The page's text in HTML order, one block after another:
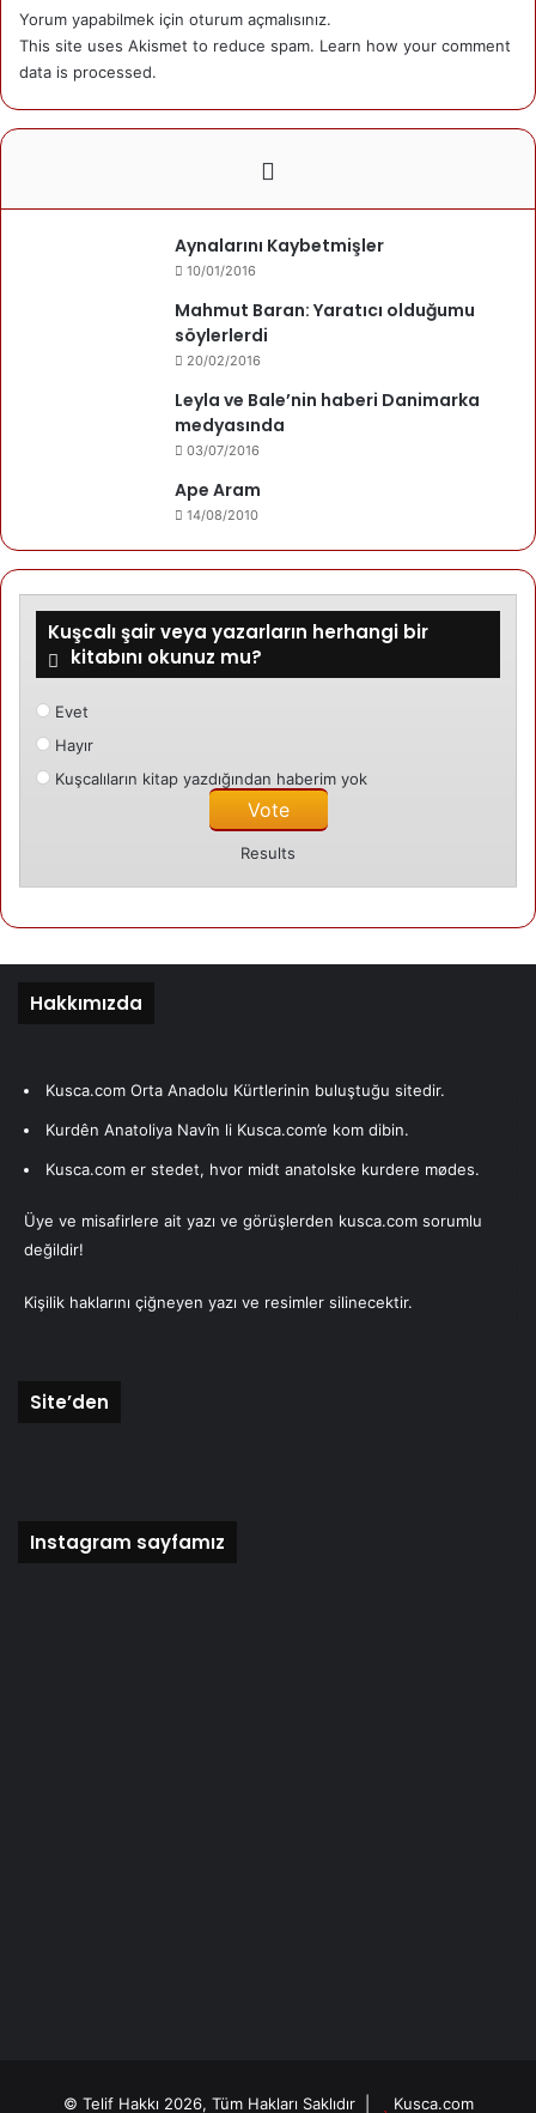
Sponsorlar:
Kusca.com
19/11/2025
Kuşcalıların Seçim Başarısı
Erdal Çolak
Yorum yapabilmek için oturum açmalısınız.
This site uses Akismet to reduce spam. Learn how your comment
data is processed.
Aynalarını Kaybetmişler
10/01/2016
Mahmut Baran: Yaratıcı olduğumu
söylerlerdi
20/02/2016
Leyla ve Bale’nin haberi Danimarka
medyasında
03/07/2016
Ape Aram
14/08/2010
Kuşcalı şair veya yazarların herhangi bir
kitabını okunuz mu?
Evet
Hayır
Kuşcalıların kitap yazdığından haberim yok
Results
Hakkımızda
Kusca.com Orta Anadolu Kürtlerinin buluştuğu sitedir.
Kurdên Anatoliya Navîn li Kusca.com’e kom dibin.
Kusca.com er stedet, hvor midt anatolske kurdere mødes.
Üye ve misafirlere ait yazı ve görüşlerden kusca.com sorumlu
değildir!
Kişilik haklarını çiğneyen yazı ve resimler silinecektir.
Site’den
Instagram sayfamız
© Telif Hakkı 2026, Tüm Hakları Saklıdır | Kusca.com